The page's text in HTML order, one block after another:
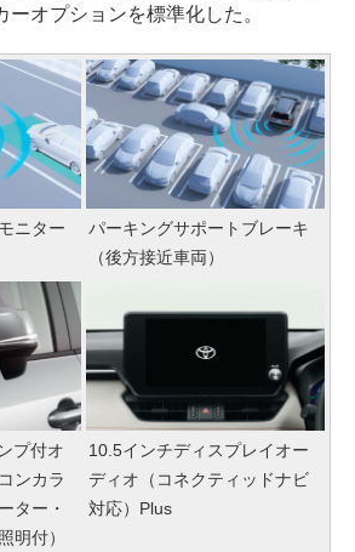
ーオプションを標準化した。
ニター
パーキングサポートブレーキ
（後方接近車両）
プ付オ
ンカラ
ター・
明付）
10.5インチディスプレイオー
ディオ（コネクティッドナビ
対応）Plus